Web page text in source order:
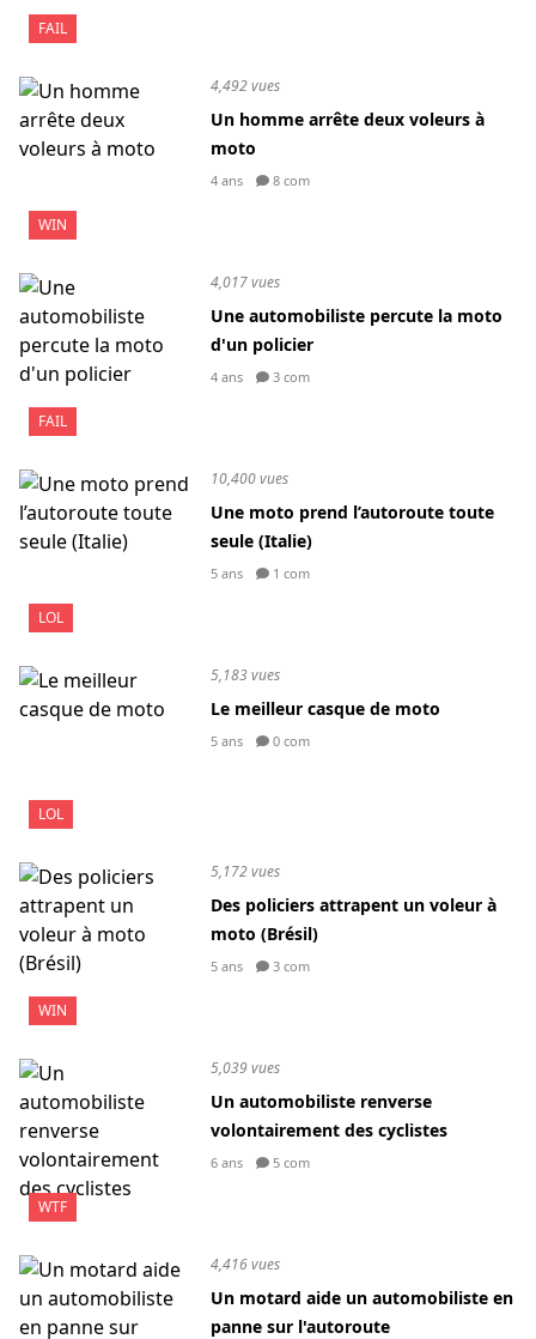
FAIL
WIN
4,492 vues
Un homme arrête deux voleurs à
moto
4 ans 8 com
FAIL
4,017 vues
Une automobiliste percute la moto
d'un policier
4 ans 3 com
LOL
10,400 vues
Une moto prend l’autoroute toute
seule (Italie)
5 ans 1 com
LOL
5,183 vues
Le meilleur casque de moto
5 ans 0 com
WIN
5,172 vues
Des policiers attrapent un voleur à
moto (Brésil)
5 ans 3 com
WTF
5,039 vues
Un automobiliste renverse
volontairement des cyclistes
6 ans 5 com
4,416 vues
Un motard aide un automobiliste en
panne sur l'autoroute